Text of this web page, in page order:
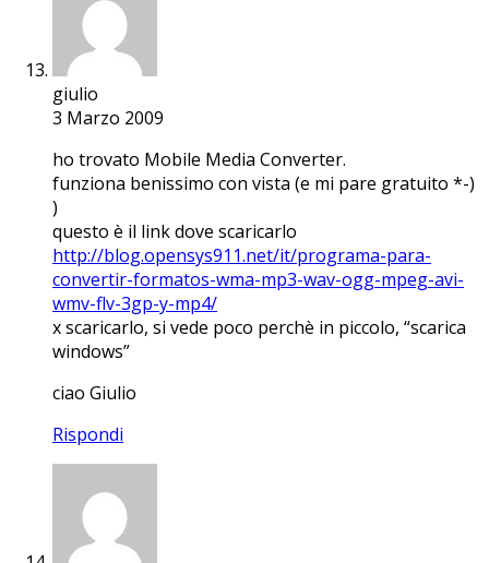
giulio
3 Marzo 2009
ho trovato Mobile Media Converter.
funziona benissimo con vista (e mi pare gratuito *-)
)
questo è il link dove scaricarlo
http://blog.opensys911.net/it/programa-para-
convertir-formatos-wma-mp3-wav-ogg-mpeg-avi-
wmv-flv-3gp-y-mp4/
x scaricarlo, si vede poco perchè in piccolo, “scarica
windows”
ciao Giulio
Rispondi